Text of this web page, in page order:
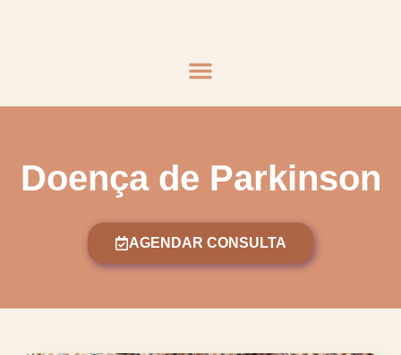
Doença de Parkinson
AGENDAR CONSULTA